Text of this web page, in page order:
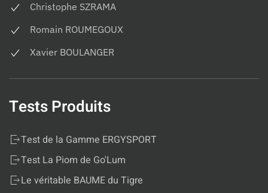
Christophe SZRAMA
Romain ROUMEGOUX
Xavier BOULANGER
Tests Produits
Test de la Gamme ERGYSPORT
Test La Piom de Go'Lum
Le véritable BAUME du Tigre